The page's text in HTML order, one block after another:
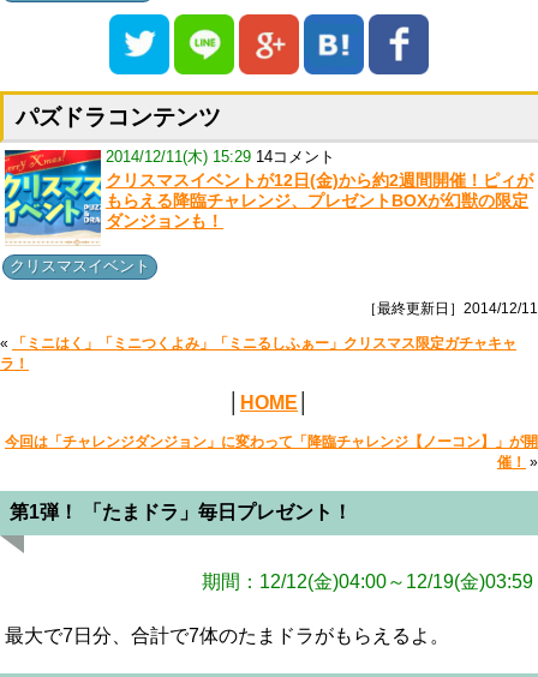
パズドラコンテンツ
2014/12/11(木) 15:29 14コメント
クリスマスイベントが12日(金)から約2週間開催！ピィが
もらえる降臨チャレンジ、プレゼントBOXが幻獣の限定
ダンジョンも！
クリスマスイベント
［最終更新日］2014/12/11
«
「ミニはく」「ミニつくよみ」「ミニるしふぁー」クリスマス限定ガチャキャ
ラ！
HOME
今回は「チャレンジダンジョン」に変わって「降臨チャレンジ【ノーコン】」が開
催！ »
第1弾！ 「たまドラ」毎日プレゼント！
期間：12/12(金)04:00～12/19(金)03:59
最大で7日分、合計で7体のたまドラがもらえるよ。